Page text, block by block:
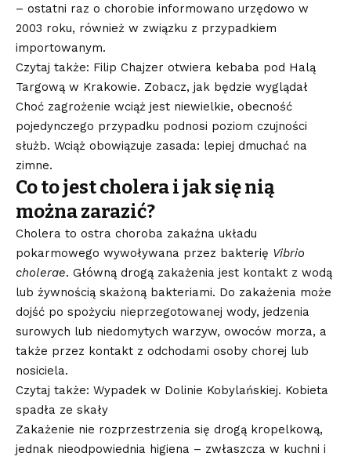
– ostatni raz o chorobie informowano urzędowo w
2003 roku, również w związku z przypadkiem
importowanym.
Czytaj także: Filip Chajzer otwiera kebaba pod Halą
Targową w Krakowie. Zobacz, jak będzie wyglądał
Choć zagrożenie wciąż jest niewielkie, obecność
pojedynczego przypadku podnosi poziom czujności
służb. Wciąż obowiązuje zasada: lepiej dmuchać na
zimne.
Co to jest cholera i jak się nią
można zarazić?
Cholera to ostra choroba zakaźna układu
pokarmowego wywoływana przez bakterię Vibrio
cholerae. Główną drogą zakażenia jest kontakt z wodą
lub żywnością skażoną bakteriami. Do zakażenia może
dojść po spożyciu nieprzegotowanej wody, jedzenia
surowych lub niedomytych warzyw, owoców morza, a
także przez kontakt z odchodami osoby chorej lub
nosiciela.
Czytaj także: Wypadek w Dolinie Kobylańskiej. Kobieta
spadła ze skały
Zakażenie nie rozprzestrzenia się drogą kropelkową,
jednak nieodpowiednia higiena – zwłaszcza w kuchni i